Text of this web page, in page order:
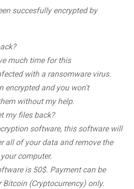
succesfully encrypted by
much time for this
with a ransomware virus.
encrypted and you won't
without my help.
my files back?
software, this software will
all of your data and remove the
computer.
is 50$. Payment can be
Bitcoin (Cryptocurrency) only.